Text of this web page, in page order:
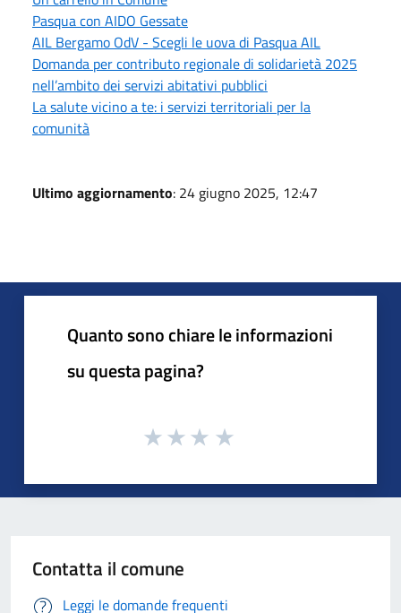
Pasqua con AIDO Gessate
AIL Bergamo OdV - Scegli le uova di Pasqua AIL
Domanda per contributo regionale di solidarietà 2025
nell’ambito dei servizi abitativi pubblici
La salute vicino a te: i servizi territoriali per la
comunità
Ultimo aggiornamento: 24 giugno 2025, 12:47
Quanto sono chiare le informazioni
su questa pagina?
Contatta il comune
Leggi le domande frequenti